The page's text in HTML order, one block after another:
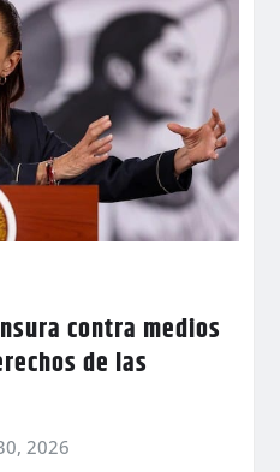
contra medios
de las
2026